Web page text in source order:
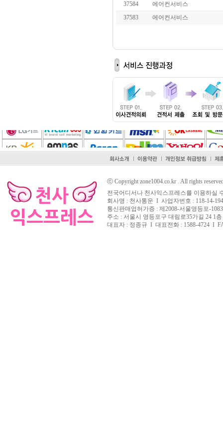
37584
에어컨서비스
37583
에어컨서비스
ⓒ Copyright zone1004.co.kr . All rights
전국어디서나 천사익스프레스를 이용하실
회사명 : 천사통운 I 사업자번호 : 118-14-
통신판매업허가증 : 제2008-서울영등포-
주소 : 서울시 영등포구 대림로35가길 24 1
대표자 : 정종규 I 대표전화 : 1588-4724 I